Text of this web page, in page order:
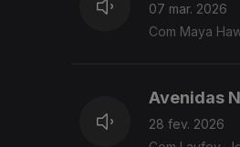
07 mar. 2026
Com Maya
Avenidas
28 fev. 2026